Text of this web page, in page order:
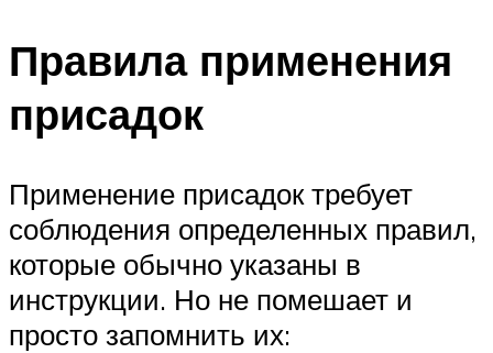
Правила применения
присадок
Применение присадок требует
соблюдения определенных правил,
которые обычно указаны в
инструкции. Но не помешает и
просто запомнить их: